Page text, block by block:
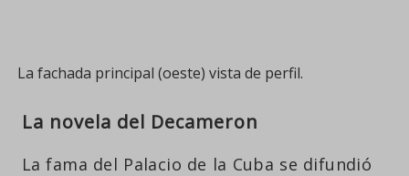
La fachada principal (oeste) vista de perfil.
La novela del Decameron
La fama del Palacio de la Cuba se difundió